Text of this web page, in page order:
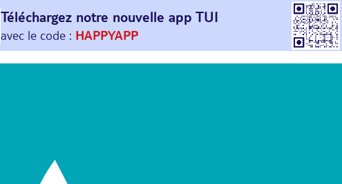
Téléchargez notre nouvelle app TUI
Et profitez de 30€ offerts*sur votreprochain
avec le code : HAPPYAPP